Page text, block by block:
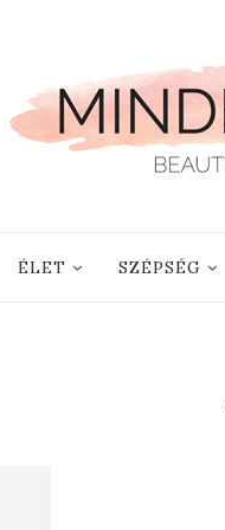
ÉLET SZÉPSÉG